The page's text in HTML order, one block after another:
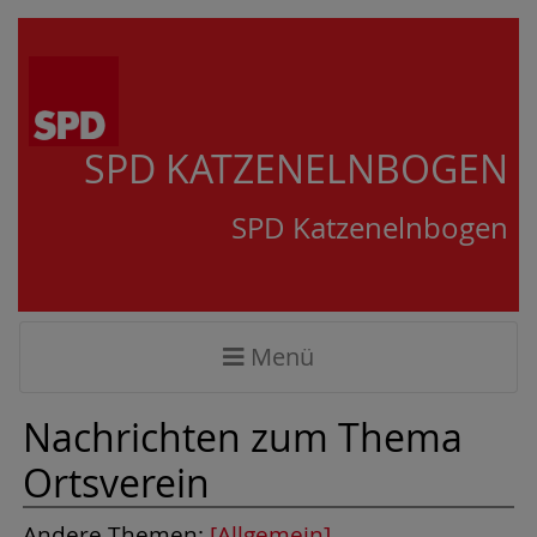
SPD KATZENELNBOGEN
SPD Katzenelnbogen
Menü
Nachrichten zum Thema
Ortsverein